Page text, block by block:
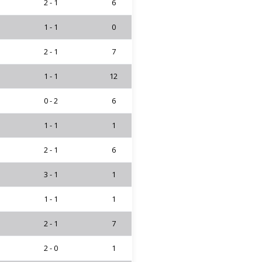
2 - 1 6
1 - 1 0
2 - 1 7
1 - 1 12
0 - 2 6
1 - 1 1
2 - 1 6
3 - 1 1
1 - 1 1
2 - 1 7
2 - 0 1